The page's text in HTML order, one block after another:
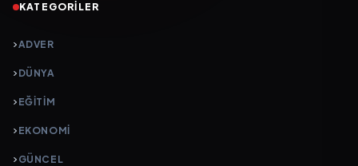
KATEGORILER
ADVER
DÜNYA
EĞİTİM
EKONOMİ
GÜNCEL